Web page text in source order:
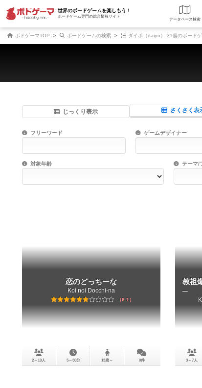
世界のボードゲームを楽しもう！
ボードゲーム専門の総合情報サイト
データ
ボドゲーマTOP ボードゲームの検索 ダイポ（daipo） 31個のボード
じっくり表示 さくさく表
商品名、商品説明文、デザイナー名、テーマ名、メカニクス名を対象
フリーワード ゲームデザイナー名を
ゲームデザイナー
対象年齢を指定します。
対象年齢 世界観
テーマ/
恋のどっちーな
Koi noi Docchi-na
6.1
2～10人 5～30分 13歳～ 0件
教祖
─
3～7人